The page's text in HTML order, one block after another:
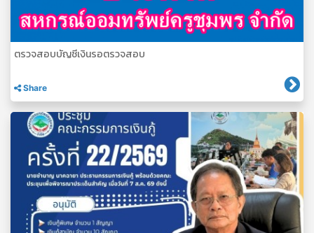
ตรวจสอบบัญชีเงินรอตรวจสอบ
Share